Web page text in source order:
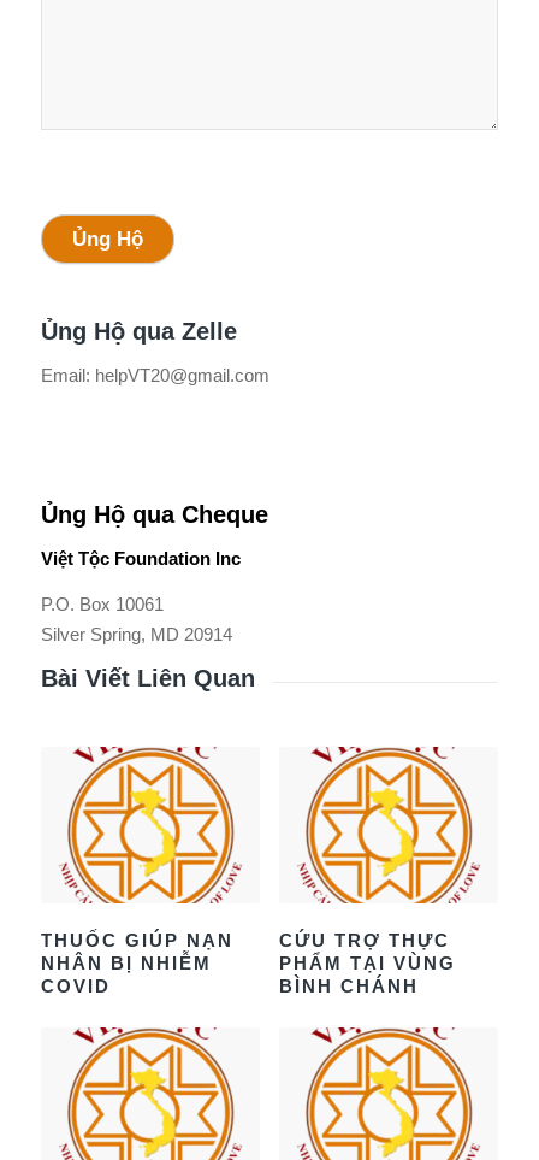
Ủng Hộ
Ủng Hộ qua Zelle
Email: helpVT20@gmail.com
Ủng Hộ qua Cheque
Việt Tộc Foundation Inc
P.O. Box 10061
Silver Spring, MD 20914
Bài Viết Liên Quan
THUỐC GIÚP NẠN
NHÂN BỊ NHIỄM
COVID
CỨU TRỢ THỰC
PHẨM TẠI VÙNG
BÌNH CHÁNH